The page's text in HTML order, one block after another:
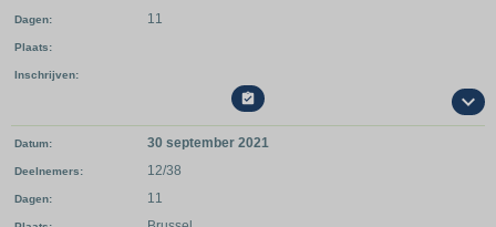
Dagen 11
Plaats
Inschrijven

Datum 30 september 2021
Deelnemers 12/38
Dagen 11